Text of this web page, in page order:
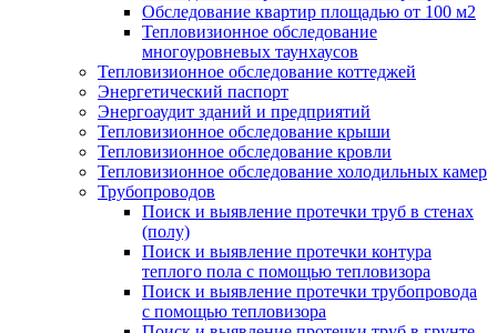
Обследование квартир площадью от 100 м2
Тепловизионное обследование
многоуровневых таунхаусов
Тепловизионное обследование коттеджей
Энергетический паспорт
Энергоаудит зданий и предприятий
Тепловизионное обследование крыши
Тепловизионное обследование кровли
Тепловизионное обследование холодильных камер
Трубопроводов
Поиск и выявление протечки труб в стенах
(полу)
Поиск и выявление протечки контура
теплого пола с помощью тепловизора
Поиск и выявление протечки трубопровода
с помощью тепловизора